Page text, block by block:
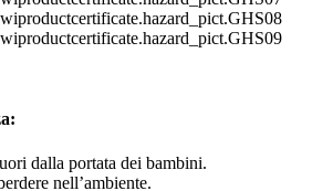
dalla portata dei bambini.
nell’ambiente.